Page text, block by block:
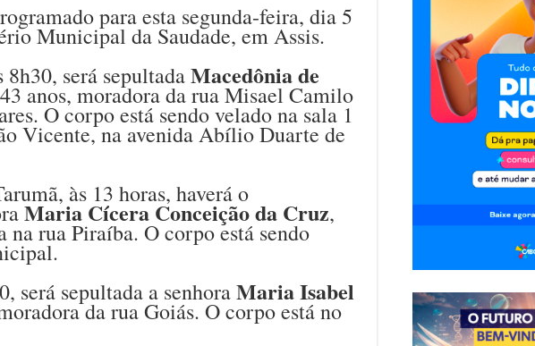
para esta segunda-feira, dia 5
Municipal da Saudade, em Assis.
será sepultadaMacedônia de
anos, moradora da rua Misael Camilo
O corpo está sendo velado na sala 1
Vicente, na avenida Abílio Duarte de
às 13 horas, haverá o
Maria Cícera Conceição da Cruz,
na rua Piraíba. O corpo está sendo
será sepultada a senhoraMaria Isabel
da rua Goiás. O corpo está no